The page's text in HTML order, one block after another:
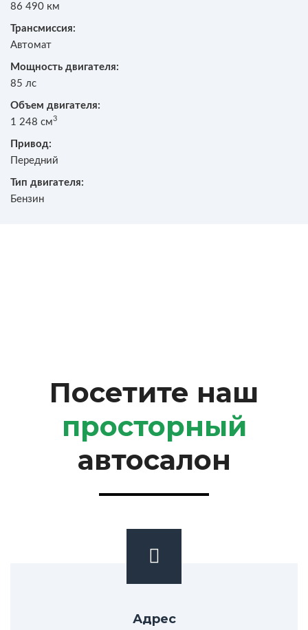
86 490 км
Трансмиссия:
Автомат
Мощность двигателя:
85 лс
Объем двигателя:
1 248 см3
Привод:
Передний
Тип двигателя:
Бензин
Посетите наш
просторный
автосалон
Адрес